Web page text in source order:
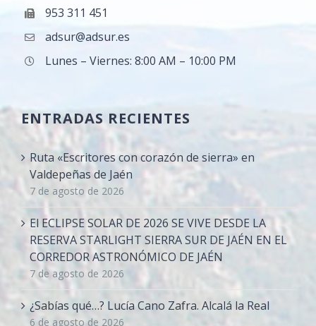
953 311 451
adsur@adsur.es
Lunes – Viernes: 8:00 AM – 10:00 PM
ENTRADAS RECIENTES
Ruta «Escritores con corazón de sierra» en
Valdepeñas de Jaén
7 de agosto de 2026
El ECLIPSE SOLAR DE 2026 SE VIVE DESDE LA
RESERVA STARLIGHT SIERRA SUR DE JAÉN EN EL
CORREDOR ASTRONÓMICO DE JAÉN
7 de agosto de 2026
¿Sabías qué…? Lucía Cano Zafra. Alcalá la Real
6 de agosto de 2026